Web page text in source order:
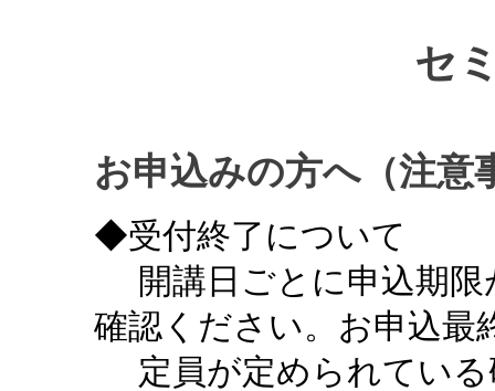
セ
お申込みの方へ（注意
◆受付終了について
開講日ごとに申込期限
確認ください。お申込最
定員が定められている